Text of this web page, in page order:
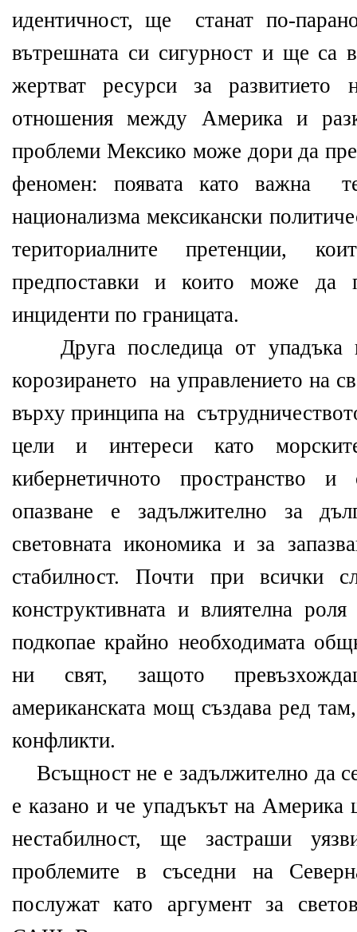
идентичност, ще станат по-
вътрешната си сигурност и ще са
жертват ресурси за развитието
отношения между Америка и
проблеми Мексико може дори да
феномен: появата като важна
национализма мексикански
териториалните претенции,
предпоставки и които може да
инциденти по границата.
Друга последица от упадъка
корозирането на управлението на
върху принципа на
цели и интереси като
кибернетичното пространство и
опазване е задължително за
световната икономика и за
стабилност. Почти при всички
конструктивната и влиятелна
подкопае крайно необходимата
ни свят, защото
американската мощ създава ред
конфликти.
Всъщност не е задължително да
е казано и че упадъкът на Америка
нестабилност, ще застраши
проблемите в съседни на
послужат като аргумент за